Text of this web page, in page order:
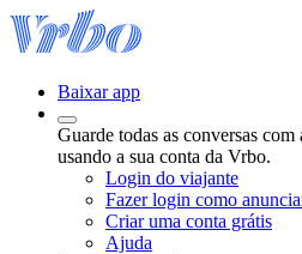
Baixar app
Guarde todas as conversas
usando a sua conta da Vrbo.
Login do viajante
Fazer login como
Criar uma conta grátis
Ajuda